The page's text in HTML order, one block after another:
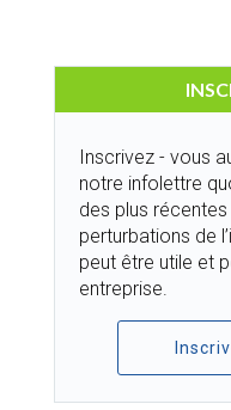
Inscrivez - vous
notre infolettre
des plus
perturbations de
peut être utile et
entreprise.